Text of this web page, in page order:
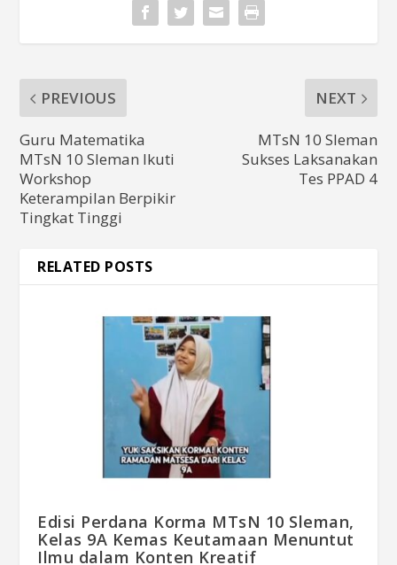
PREVIOUS
Guru Matematika
MTsN 10 Sleman Ikuti
Workshop
Keterampilan Berpikir
Tingkat Tinggi
NEXT
MTsN 10 Sleman
Sukses Laksanakan
Tes PPAD 4
RELATED POSTS
Edisi Perdana Korma MTsN 10 Sleman,
Kelas 9A Kemas Keutamaan Menuntut
Ilmu dalam Konten Kreatif